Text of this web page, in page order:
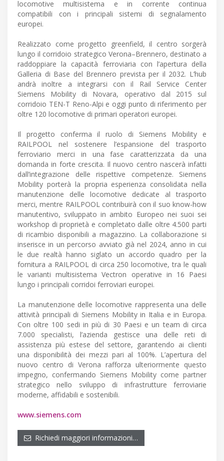
locomotive multisistema e in corrente continua
compatibili con i principali sistemi di segnalamento
europei.
Realizzato come progetto greenfield, il centro sorgerà
lungo il corridoio strategico Verona–Brennero, destinato a
raddoppiare la capacità ferroviaria con l’apertura della
Galleria di Base del Brennero prevista per il 2032. L’hub
andrà inoltre a integrarsi con il Rail Service Center
Siemens Mobility di Novara, operativo dal 2015 sul
corridoio TEN-T Reno-Alpi e oggi punto di riferimento per
oltre 120 locomotive di primari operatori europei.
Il progetto conferma il ruolo di Siemens Mobility e
RAILPOOL nel sostenere l’espansione del trasporto
ferroviario merci in una fase caratterizzata da una
domanda in forte crescita. Il nuovo centro nascerà infatti
dall’integrazione delle rispettive competenze. Siemens
Mobility porterà la propria esperienza consolidata nella
manutenzione delle locomotive dedicate al trasporto
merci, mentre RAILPOOL contribuirà con il suo know-how
manutentivo, sviluppato in ambito Europeo nei suoi sei
workshop di proprietà e completato dalle oltre 4.500 parti
di ricambio disponibili a magazzino. La collaborazione si
inserisce in un percorso avviato già nel 2024, anno in cui
le due realtà hanno siglato un accordo quadro per la
fornitura a RAILPOOL di circa 250 locomotive, tra le quali
le varianti multisistema Vectron operative in 16 Paesi
lungo i principali corridoi ferroviari europei.
La manutenzione delle locomotive rappresenta una delle
attività principali di Siemens Mobility in Italia e in Europa.
Con oltre 100 sedi in più di 30 Paesi e un team di circa
7.000 specialisti, l’azienda gestisce una delle reti di
assistenza più estese del settore, garantendo ai clienti
una disponibilità dei mezzi pari al 100%. L’apertura del
nuovo centro di Verona rafforza ulteriormente questo
impegno, confermando Siemens Mobility come partner
strategico nello sviluppo di infrastrutture ferroviarie
moderne, affidabili e sostenibili.
www.siemens.com
Richiedi maggiori informazioni…